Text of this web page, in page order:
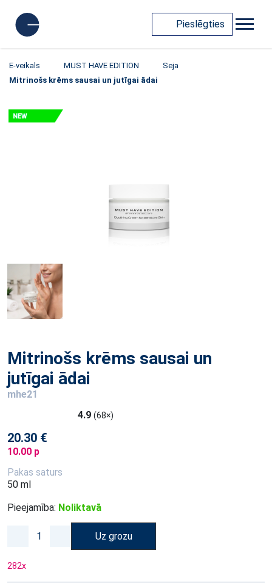
Pieslēgties
E-veikals MUST HAVE EDITION
Seja
Mitrinošs krēms sausai un jutīgai ādai
Mitrinošs krēms sausai un
jutīgai ādai
mhe21
4.9 (68×)
20.30 €
10.00 p
Pakas saturs
50 ml
Pieejamība: Noliktavā
Uz grozu
282x